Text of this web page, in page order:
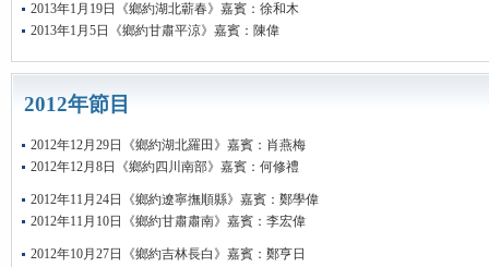
2013年1月19日《鄉約湖北蘄春》嘉賓：徐和木
2013年1月5日《鄉約甘肅平涼》嘉賓：陳偉
2012年節目
2012年12月29日《鄉約湖北羅田》嘉賓：肖燕梅
2012年12月8日《鄉約四川南部》嘉賓：何修禮
2012年11月24日《鄉約遼寧撫順縣》嘉賓：鄭學偉
2012年11月10日《鄉約甘肅肅南》嘉賓：李宏偉
2012年10月27日《鄉約吉林長白》嘉賓：鄭亨日